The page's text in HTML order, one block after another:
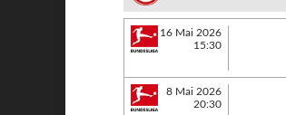
16 Mai 2026
15:30
8 Mai 2026
20:30